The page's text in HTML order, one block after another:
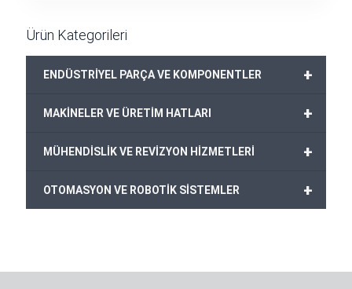
Ürün Kategorileri
+
ENDÜSTRİYEL PARÇA VE KOMPONENTLER
+
MAKİNELER VE ÜRETİM HATLARI
+
MÜHENDİSLİK VE REVİZYON HİZMETLERİ
+
OTOMASYON VE ROBOTİK SİSTEMLER